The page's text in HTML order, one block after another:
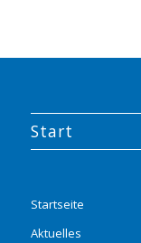
Start
Startseite
Aktuelles